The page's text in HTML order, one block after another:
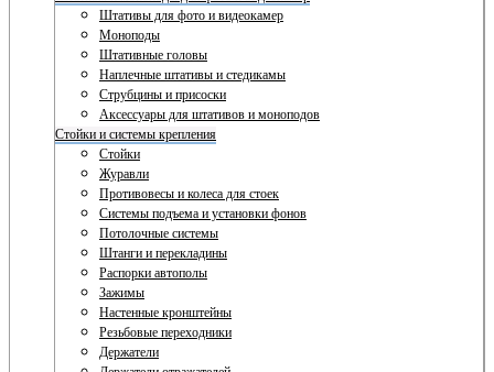
Штативы для фото и видеокамер
Моноподы
Штативные головы
Наплечные штативы и стедикамы
Струбцины и присоски
Аксессуары для штативов и моноподов
Стойки и системы крепления
Стойки
Журавли
Противовесы и колеса для стоек
Системы подъема и установки фонов
Потолочные системы
Штанги и перекладины
Распорки автополы
Зажимы
Настенные кронштейны
Резьбовые переходники
Держатели